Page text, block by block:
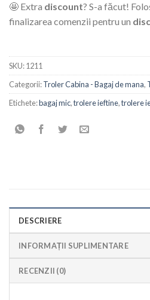
🤩 Extra discount? S-a făcut!
finalizarea comenzii pentru un
SKU:1211
Categorii:Troler Cabina - Bagaj de mana,
Etichete:bagaj mic,trolere ieftine,trolere
DESCRIERE
INFORMAȚII SUPLIMENTARE
RECENZII (0)